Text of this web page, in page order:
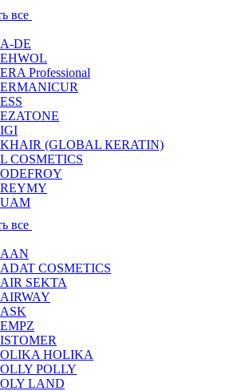
все
DE
Professional
(GLOBAL КЕRATIN)
COSMETICS
все
COSMETICS
SEKTA
HOLIKA
POLLY
LAND